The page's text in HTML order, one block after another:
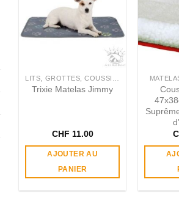
Trixie Matelas Jimmy
CHF 11.00
AJOUTER AU
PANIER